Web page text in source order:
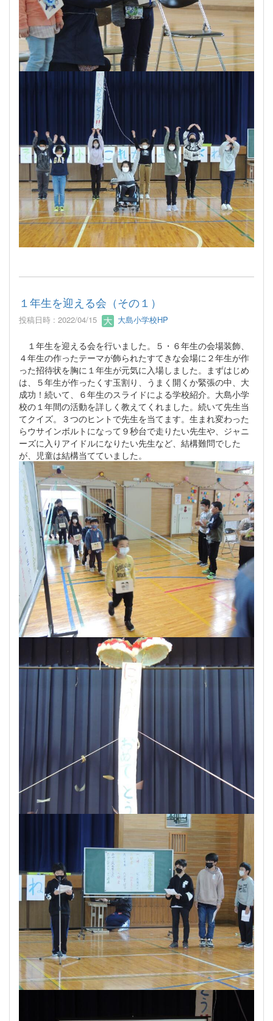
１年生を迎える会（その１）
投稿日時 : 2022/04/15 大島小学校HP
１年生を迎える会を行いました。５・６年生の会場装飾、
４年生の作ったテーマが飾られたすてきな会場に２年生が作
った招待状を胸に１年生が元気に入場しました。まずはじめ
は、５年生が作ったくす玉割り、うまく開くか緊張の中、大
成功！続いて、６年生のスライドによる学校紹介。大島小学
校の１年間の活動を詳しく教えてくれました。続いて先生当
てクイズ。３つのヒントで先生を当てます。生まれ変わった
らウサインボルトになって９秒台で走りたい先生や、ジャニ
ーズに入りアイドルになりたい先生など、結構難問でした
が、児童は結構当てていました。